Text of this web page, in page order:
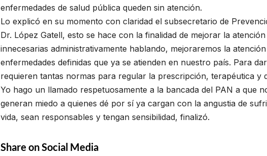
enfermedades de salud pública queden sin atención.
Lo explicó en su momento con claridad el subsecretario de
Dr. López Gatell, esto se hace con la finalidad de mejorar la
innecesarias administrativamente hablando, mejoraremos la
enfermedades definidas que ya se atienden en nuestro país. Para
requieren tantas normas para regular la prescripción, terapéutica y
Yo hago un llamado respetuosamente a la bancada del PAN a que
generan miedo a quienes dé por sí ya cargan con la angustia de
vida, sean responsables y tengan sensibilidad, finalizó.
Share on Social Media